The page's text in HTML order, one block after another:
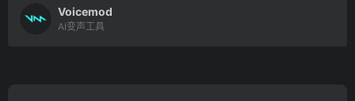
Voicemod
AI变声工具